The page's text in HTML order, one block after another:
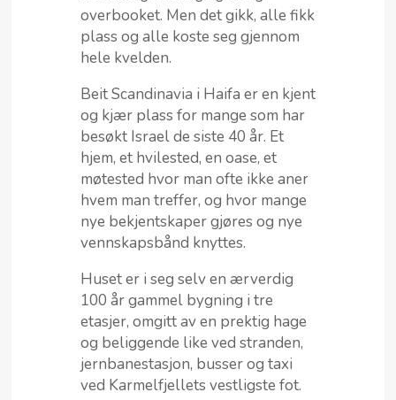
overbooket. Men det gikk, alle fikk
plass og alle koste seg gjennom
hele kvelden.
Beit Scandinavia i Haifa er en kjent
og kjær plass for mange som har
besøkt Israel de siste 40 år. Et
hjem, et hvilested, en oase, et
møtested hvor man ofte ikke aner
hvem man treffer, og hvor mange
nye bekjentskaper gjøres og nye
vennskapsbånd knyttes.
Huset er i seg selv en ærverdig
100 år gammel bygning i tre
etasjer, omgitt av en prektig hage
og beliggende like ved stranden,
jernbanestasjon, busser og taxi
ved Karmelfjellets vestligste fot.